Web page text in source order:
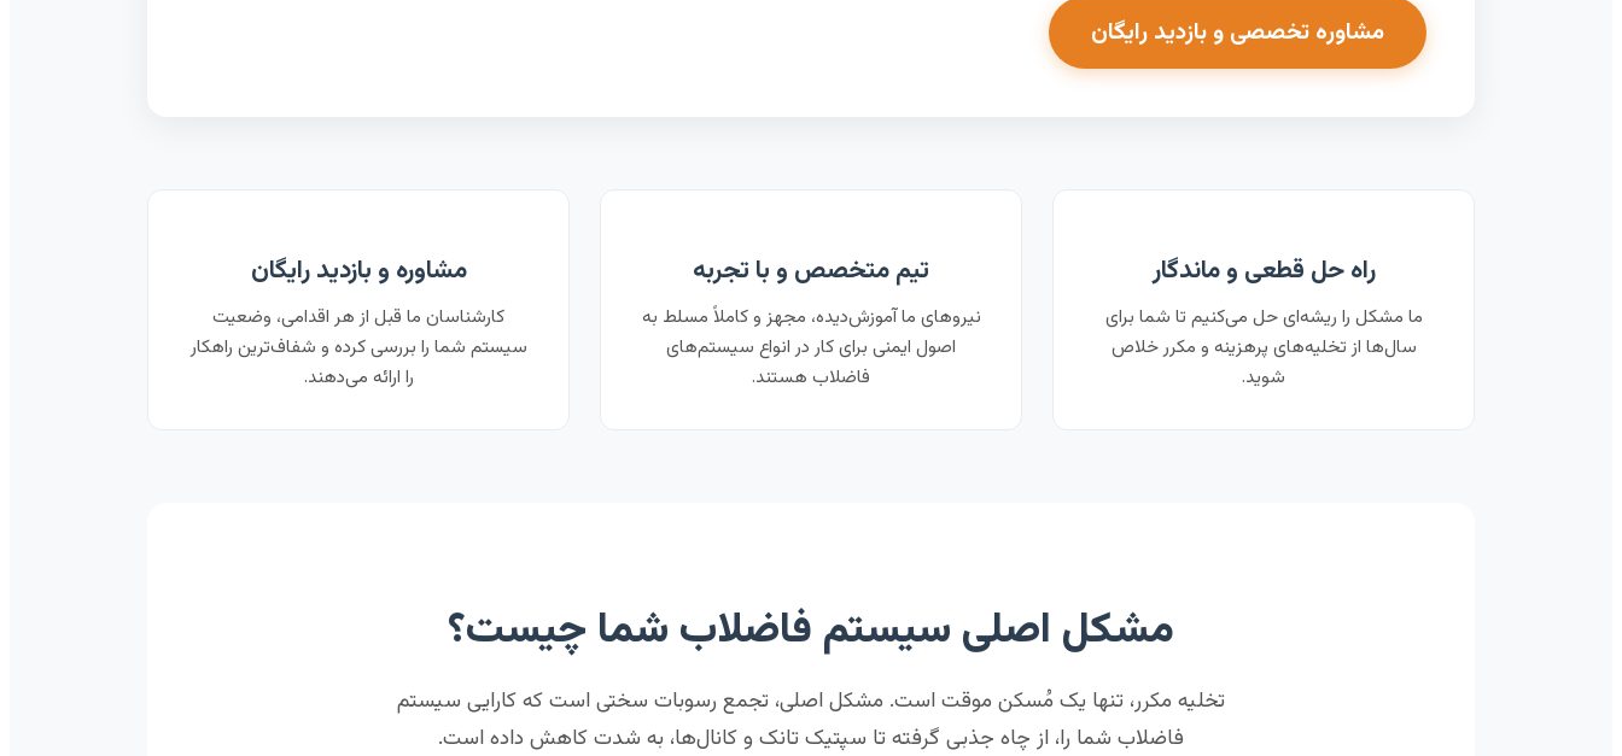
مشاوره تخصصی و بازدید رایگان
راه حل قطعی و ماندگار
ما مشکل را ریشه‌ای حل می‌کنیم تا شما برای
سال‌ها از تخلیه‌های پرهزینه و مکرر خلاص
شوید.
تیم متخصص و با تجربه
نیروهای ما آموزش‌دیده، مجهز و کاملاً مسلط به
اصول ایمنی برای کار در انواع سیستم‌های
فاضلاب هستند.
مشاوره و بازدید رایگان
کارشناسان ما قبل از هر اقدامی، وضعیت
سیستم شما را بررسی کرده و شفاف‌ترین راهکار
را ارائه می‌دهند.
مشکل اصلی سیستم فاضلاب شما چیست؟
تخلیه مکرر، تنها یک مُسکن موقت است. مشکل اصلی، تجمع رسوبات سختی است که کارایی سیستم
فاضلاب شما را، از چاه جذبی گرفته تا سپتیک تانک و کانال‌ها، به شدت کاهش داده است.